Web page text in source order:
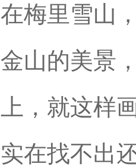
在梅里雪山
金山的美景
上，就这样
实在找不出